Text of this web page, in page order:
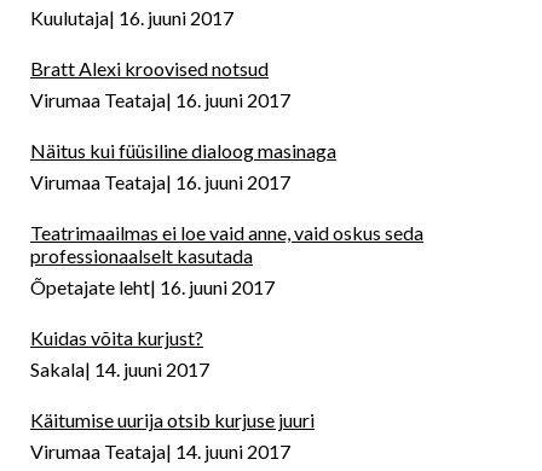
Kuulutaja 16. juuni 2017
Bratt Alexi kroovised notsud
Virumaa Teataja 16. juuni 2017
Näitus kui füüsiline dialoog masinaga
Virumaa Teataja 16. juuni 2017
Teatrimaailmas ei loe vaid anne, vaid oskus seda
professionaalselt kasutada
Õpetajate leht 16. juuni 2017
Kuidas võita kurjust?
Sakala 14. juuni 2017
Käitumise uurija otsib kurjuse juuri
Virumaa Teataja 14. juuni 2017